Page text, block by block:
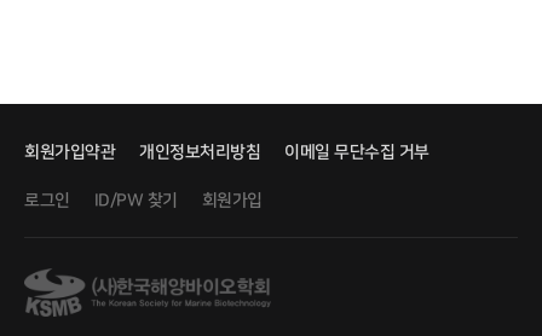
회원가입약관 개인정보처리방침 이메일 무단수집 거부
로그인 ID/PW 찾기 회원가입